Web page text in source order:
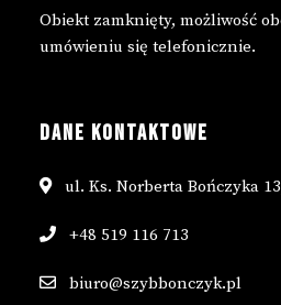
Obiekt zamknięty, możliwość
umówieniu się telefonicznie.
DANE KONTAKTOWE
ul. Ks. Norberta Bończyka
+48 519 116 713
biuro@szybbonczyk.pl